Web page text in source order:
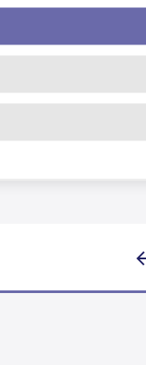
keer anders of
en